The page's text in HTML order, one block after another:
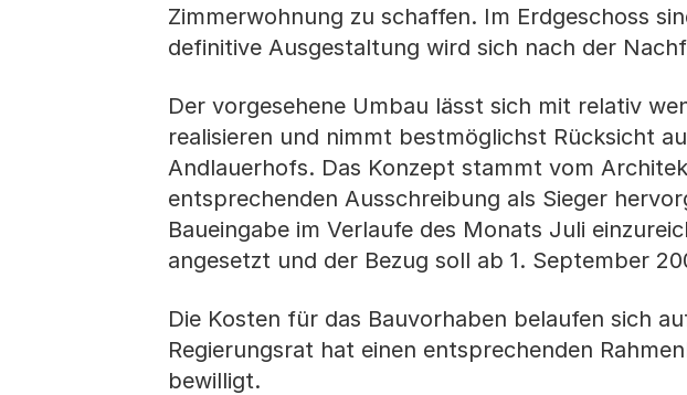
Zimmerwohnung zu schaffen. Im Erdgeschoss
definitive Ausgestaltung wird sich nach der
Der vorgesehene Umbau lässt sich mit relativ
realisieren und nimmt bestmöglichst Rücksicht
Andlauerhofs. Das Konzept stammt vom
entsprechenden Ausschreibung als Sieger
Baueingabe im Verlaufe des Monats Juli
angesetzt und der Bezug soll ab 1. September
Die Kosten für das Bauvorhaben belaufen sich
Regierungsrat hat einen entsprechenden
bewilligt.